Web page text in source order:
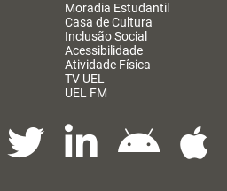
Moradia Estudantil
Casa de Cultura
Inclusão Social
Acessibilidade
Atividade Física
TV UEL
UEL FM